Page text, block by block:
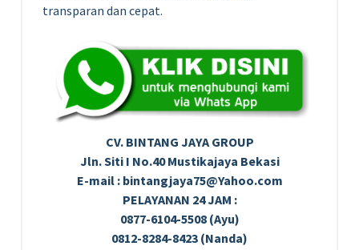
transparan dan cepat.
CV. BINTANG JAYA GROUP
Jln. Siti I No.40 Mustikajaya Bekasi
E-mail : bintangjaya75@Yahoo.com
PELAYANAN 24 JAM :
0877-6104-5508 (Ayu)
0812-8284-8423 (Nanda)